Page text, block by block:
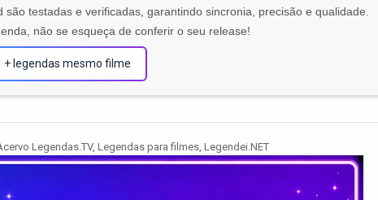
testadas e verificadas, garantindo sincronia, precisão e qualidade.
não se esqueça de conferir o seu release!
+ legendas mesmo filme
Legendas.TV, Legendas para filmes, Legendei.NET